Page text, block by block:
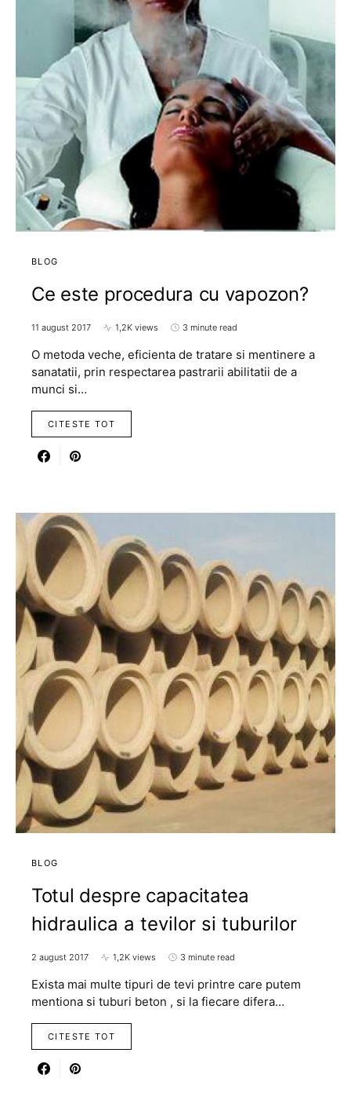
BLOG
Ce este procedura cu vapozon?
11 august 2017 1,2K views 3 minute read
O metoda veche, eficienta de tratare si mentinere a
sanatatii, prin respectarea pastrarii abilitatii de a
munci si…
CITESTE TOT
BLOG
Totul despre capacitatea
hidraulica a tevilor si tuburilor
2 august 2017 1,2K views 3 minute read
Exista mai multe tipuri de tevi printre care putem
mentiona si tuburi beton , si la fiecare difera…
CITESTE TOT